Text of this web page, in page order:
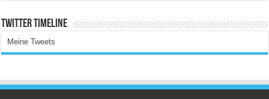
Twitter Timeline
Meine Tweets